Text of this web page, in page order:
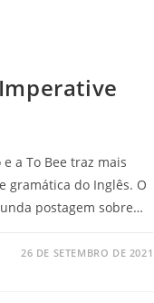
a To Bee traz mais
gramática do Inglês. O
postagem sobre…
26 DE SETEMBRO DE 2021